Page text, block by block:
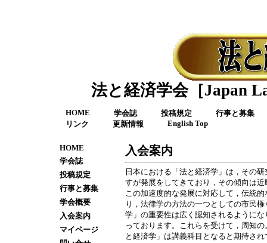
法と経済学会［Japan
HOME 学会誌 投稿規定
行事と募集
リンク
更新情報 English Top
HOME
学会誌
投稿規定
行事と募集
学会概要
入会案内
マイページ
入会案内
日本における「法と経済学」は，その
すが発展をしてきており，その傾向は
この加速度的な発展に対応して，伝統
り，法律学の方法の一つとしての市民
学」の重要性は広く認知されるように
っております。これらを受けて，周知
と経済学」は講義科目となると期待さ